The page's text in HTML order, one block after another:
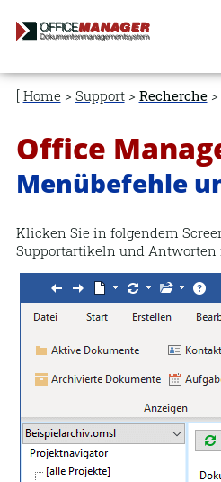
Home > Support> Recherche>
Office
Menübefehle
Klicken Sie in folgendem
Supportartikeln und Antworten